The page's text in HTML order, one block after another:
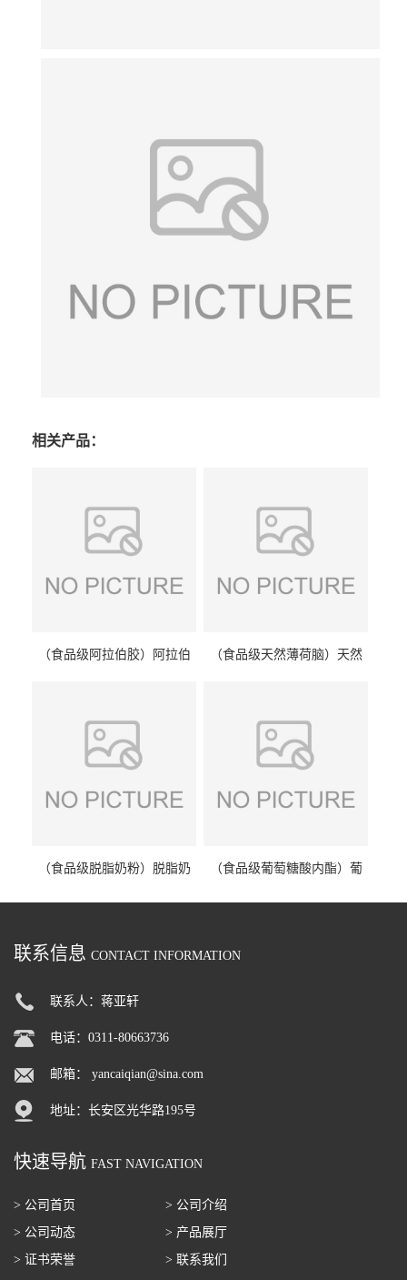
相关产品：
（食品级阿拉伯胶）阿拉伯
（食品级天然薄荷脑）天然
（食品级脱脂奶粉）脱脂奶
（食品级葡萄糖酸内酯）葡
联系信息 CONTACT INFORMATION
联系人：蒋亚轩
电话：0311-80663736
邮箱： yancaiqian@sina.com
地址：长安区光华路195号
快速导航 FAST NAVIGATION
> 公司首页
> 公司介绍
> 公司动态
> 产品展厅
> 证书荣誉
> 联系我们